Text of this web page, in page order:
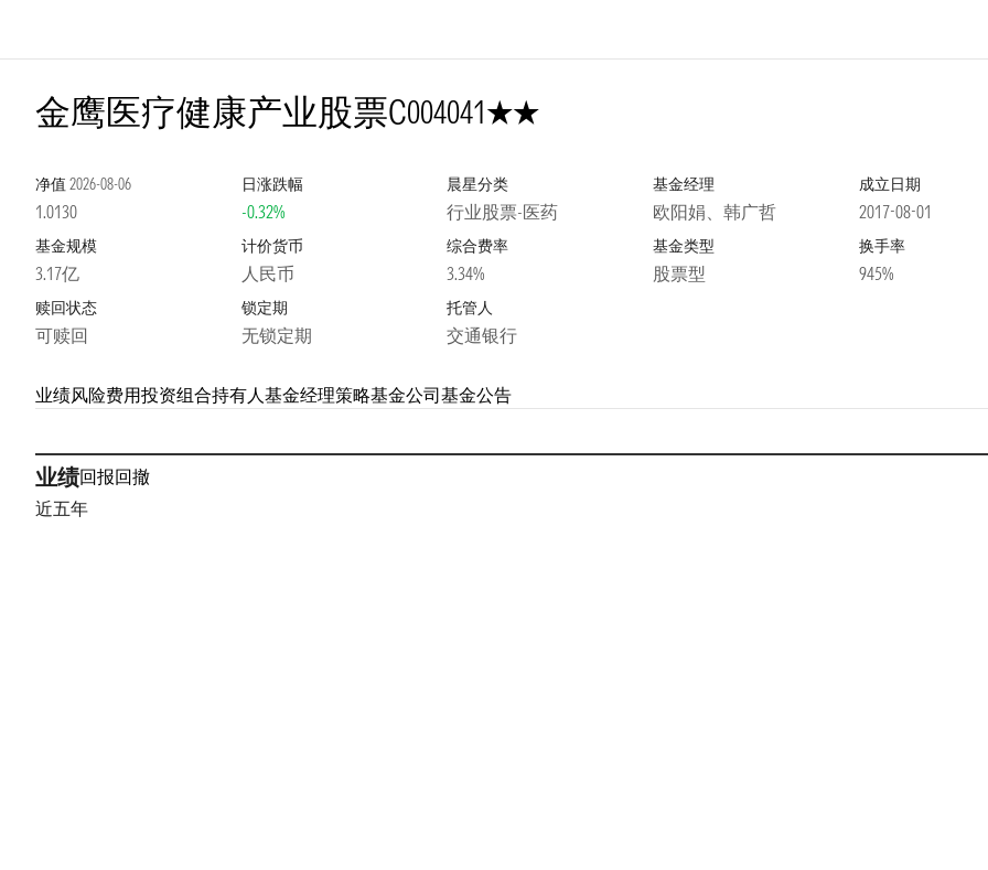
金鹰医疗健康产业股票C004041
净值 2026-08-06
1.0130
日涨跌幅
-0.32%
晨星分类
行业股票-医药
基金经理
欧阳娟、韩广哲
成立日期
2017-08-01
基金规模
3.17亿
计价货币
人民币
综合费率
3.34%
基金类型
股票型
换手率
945%
赎回状态
可赎回
锁定期
无锁定期
托管人
交通银行
业绩风险费用投资组合持有人基金经理策略基金公司基金公告
业绩回报回撤
近五年